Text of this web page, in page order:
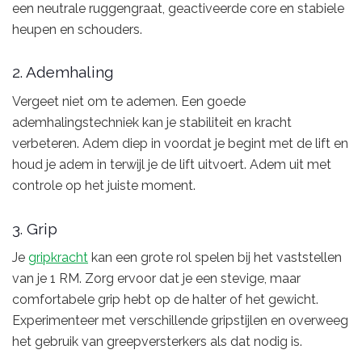
een neutrale ruggengraat, geactiveerde core en stabiele
heupen en schouders.
2. Ademhaling
Vergeet niet om te ademen. Een goede
ademhalingstechniek kan je stabiliteit en kracht
verbeteren. Adem diep in voordat je begint met de lift en
houd je adem in terwijl je de lift uitvoert. Adem uit met
controle op het juiste moment.
3. Grip
Je gripkracht kan een grote rol spelen bij het vaststellen
van je 1 RM. Zorg ervoor dat je een stevige, maar
comfortabele grip hebt op de halter of het gewicht.
Experimenteer met verschillende gripstijlen en overweeg
het gebruik van greepversterkers als dat nodig is.